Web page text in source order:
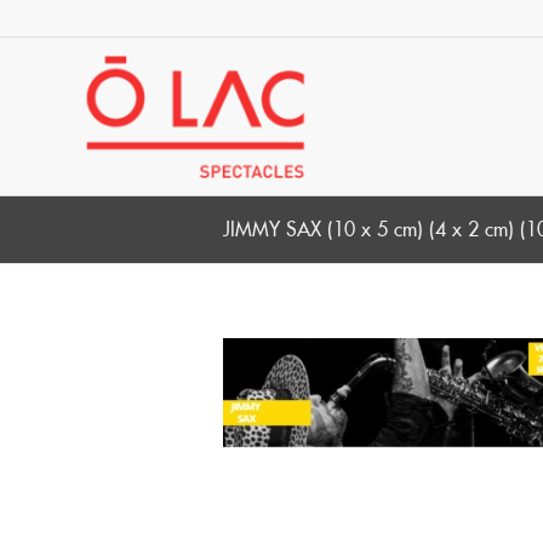
JIMMY SAX (10 x 5 cm) (4 x 2 cm)